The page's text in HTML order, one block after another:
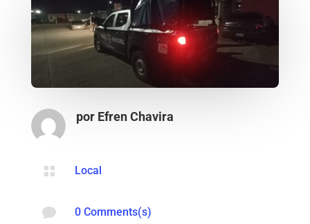
por Efren Chavira
 Local
 0 Comments(s)